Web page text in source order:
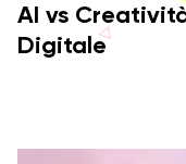
AI vs
Digitale